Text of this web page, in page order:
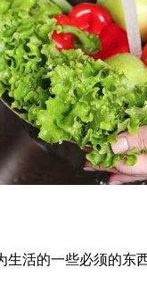
生活的一些必须的东